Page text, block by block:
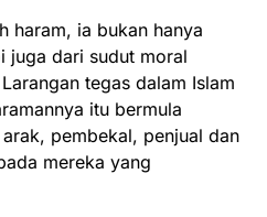
haram, ia bukan hanya
juga dari sudut moral
tegas dalam Islam
itu bermula
pembekal, penjual dan
mereka yang